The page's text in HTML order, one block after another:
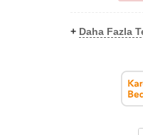
+ Daha Fazla